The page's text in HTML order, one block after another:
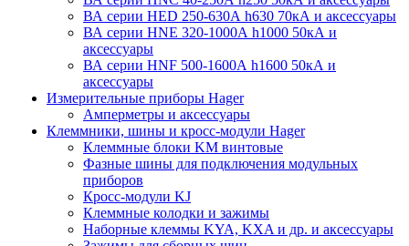
ВА серии HED 250-630А h630 70кА и аксессуары
ВА серии HNE 320-1000А h1000 50кА и
аксессуары
ВА серии HNF 500-1600А h1600 50кА и
аксессуары
Измерительные приборы Hager
Амперметры и аксессуары
Клеммники, шины и кросс-модули Hager
Клеммные блоки KM винтовые
Фазные шины для подключения модульных
приборов
Кросс-модули KJ
Клеммные колодки и зажимы
Наборные клеммы KYA, KXA и др. и аксессуары